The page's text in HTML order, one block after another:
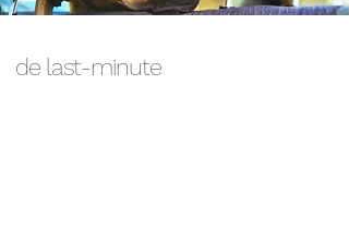
de last-minute